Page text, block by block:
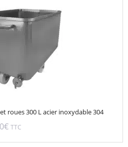
roues 300 L acier inoxydable 304
€ TTC